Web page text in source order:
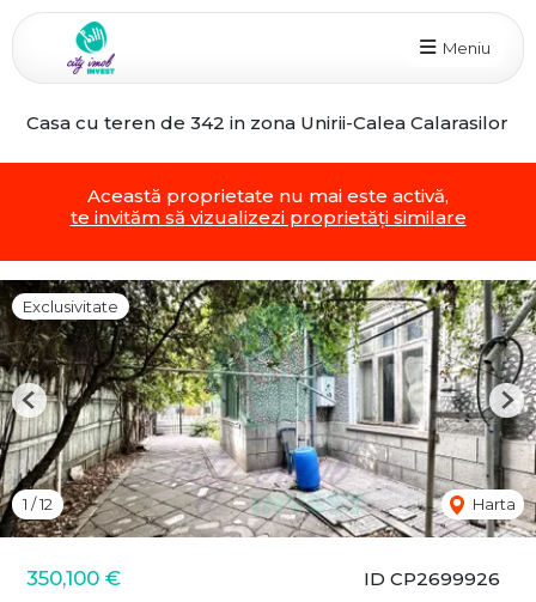
Meniu
Casa cu teren de 342 in zona Unirii-Calea Calarasilor
Această proprietate nu mai este activă,
te invităm să vizualizezi proprietăți similare
ID CP2699926
350,100 €
Exclusivitate
1 /12 Harta
Previous